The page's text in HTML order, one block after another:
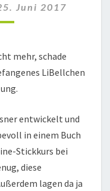
Juni 2017
mehr, schade
LiBellchen
entwickelt und
in einem Buch
Stickkurs bei
diese
lagen da ja